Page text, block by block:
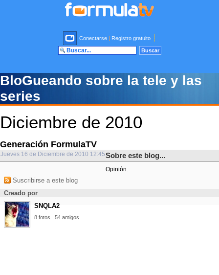
Conectarse | Registro gratuito
BloGueando sobre la tele y las
series
Diciembre de 2010
Generación FormulaTV
Jueves 16 de Diciembre de 2010 12:45Sobre este blog...
Opinión.
Suscribirse a este blog
Creado por
SNQLA2
8 fotos 54 amigos